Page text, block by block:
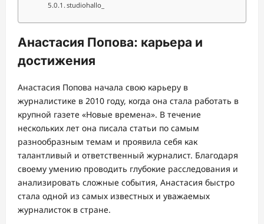
studiohallo_
Анастасия Попова: карьера и
достижения
Анастасия Попова начала свою карьеру в
журналистике в 2010 году, когда она стала работать в
крупной газете «Новые времена». В течение
нескольких лет она писала статьи по самым
разнообразным темам и проявила себя как
талантливый и ответственный журналист. Благодаря
своему умению проводить глубокие расследования и
анализировать сложные события, Анастасия быстро
стала одной из самых известных и уважаемых
журналисток в стране.